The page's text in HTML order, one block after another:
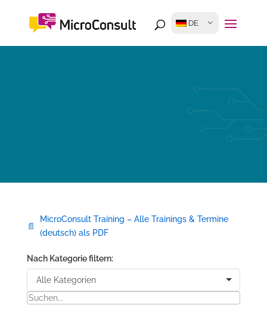
DE
MicroConsult Training – Alle Trainings & Termine
(deutsch) als PDF
Nach Kategorie filtern: